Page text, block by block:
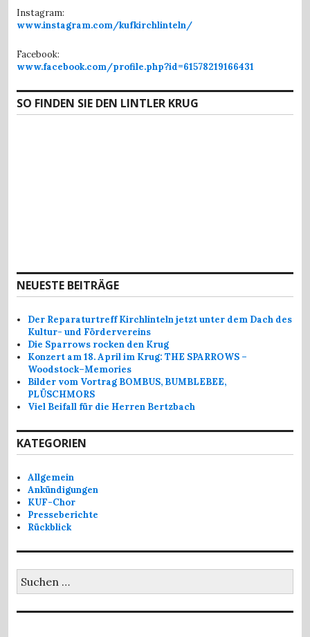
Instagram:
www.instagram.com/kufkirchlinteln/
Facebook:
www.facebook.com/profile.php?id=61578219166431
SO FINDEN SIE DEN LINTLER KRUG
NEUESTE BEITRÄGE
Der Reparaturtreff Kirchlinteln jetzt unter dem Dach des
Kultur- und Fördervereins
Die Sparrows rocken den Krug
Konzert am 18. April im Krug: THE SPARROWS –
Woodstock–Memories
Bilder vom Vortrag BOMBUS, BUMBLEBEE,
PLÜSCHMORS
Viel Beifall für die Herren Bertzbach
KATEGORIEN
Allgemein
Ankündigungen
KUF-Chor
Presseberichte
Rückblick
nach: